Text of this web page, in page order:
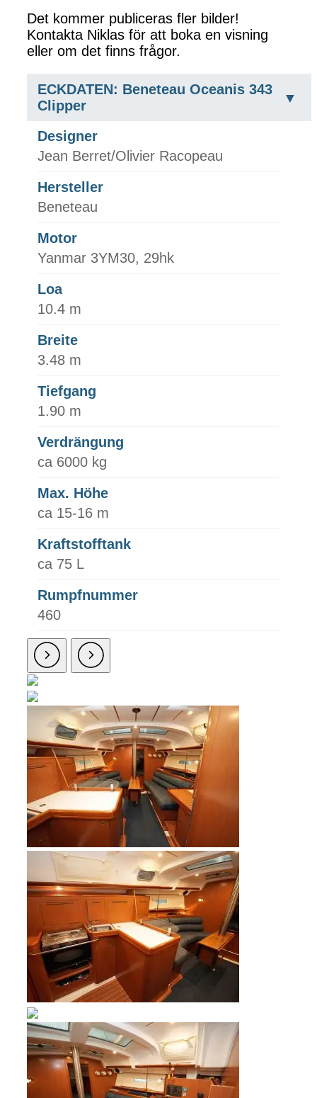
Det kommer publiceras fler bilder!
Kontakta Niklas för att boka en visning
eller om det finns frågor.
ECKDATEN: Beneteau Oceanis 343
Clipper
Designer
Jean Berret/Olivier Racopeau
Hersteller
Beneteau
Motor
Yanmar 3YM30, 29hk
Loa
10.4 m
Breite
3.48 m
Tiefgang
1.90 m
Verdrängung
ca 6000 kg
Max. Höhe
ca 15-16 m
Kraftstofftank
ca 75 L
Rumpfnummer
460